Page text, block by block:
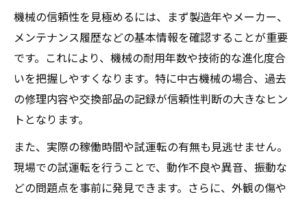
機械の信頼性を見極めるには、まず製造年やメーカー、
メンテナンス履歴などの基本情報を確認することが重要
です。これにより、機械の耐用年数や技術的な進化度合
いを把握しやすくなります。特に中古機械の場合、過去
の修理内容や交換部品の記録が信頼性判断の大きなヒン
トとなります。
また、実際の稼働時間や試運転の有無も見逃せません。
現場での試運転を行うことで、動作不良や異音、振動な
どの問題点を事前に発見できます。さらに、外観の傷や